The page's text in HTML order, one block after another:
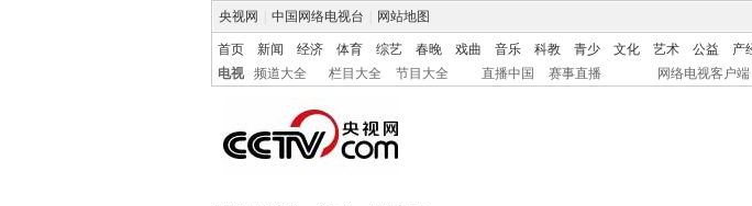
央视网 中国网络电视台 网站地图
首页 新闻 经济 体育 综艺 春晚 戏曲 音乐 科教 青少 文化 艺术 公益 产
电视
频道大全 栏目大全 节目大全 直播中国 赛事直播 网络电视客户端